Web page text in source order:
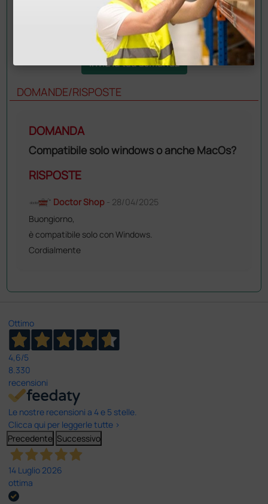
Invia la tua domanda
DOMANDE/RISPOSTE
DOMANDA
Compatibile solo windows o anche MacOs?
RISPOSTE
Doctor Shop- 28/04/2025
Buongiorno,
è compatibile solo con Windows.
Cordialmente
Ottimo
4,6/5
8.330
recensioni
Le nostre recensioni a 4 e 5 stelle.
Clicca qui per leggerle tutte >
Precedente Successivo
14 Luglio 2026
ottima